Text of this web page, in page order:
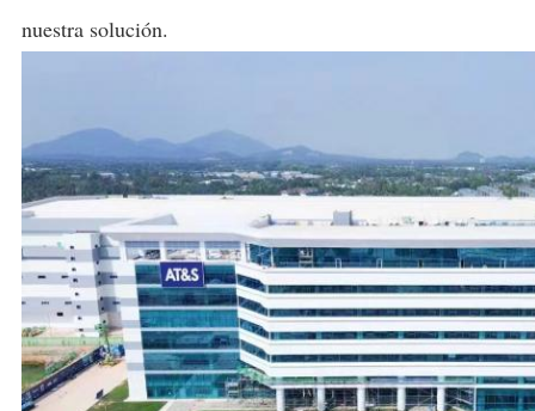
nuestra solución.